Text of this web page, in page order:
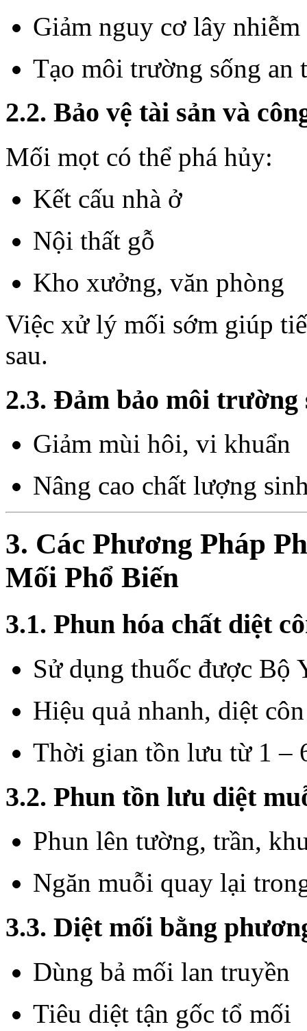
Giảm nguy cơ lây
Tạo môi trường sống an
2.2. Bảo vệ tài sản và
Mối mọt có thể phá hủy:
Kết cấu nhà ở
Nội thất gỗ
Kho xưởng, văn phòng
Việc xử lý mối sớm giúp
sau.
2.3. Đảm bảo môi trường
Giảm mùi hôi, vi khuẩn
Nâng cao chất lượng
3. Các Phương Pháp
Mối Phổ Biến
3.1. Phun hóa chất diệt
Sử dụng thuốc được Bộ
Hiệu quả nhanh, diệt
Thời gian tồn lưu từ 1 –
3.2. Phun tồn lưu diệt
Phun lên tường, trần,
Ngăn muỗi quay lại
3.3. Diệt mối bằng
Dùng bả mối lan truyền
Tiêu diệt tận gốc tổ mối